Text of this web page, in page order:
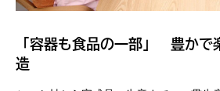
「容器も食品の一部」 豊かで
造